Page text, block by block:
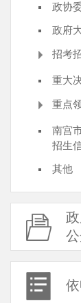
政协
政府
招考
重大
重点
南宫
招生
其他